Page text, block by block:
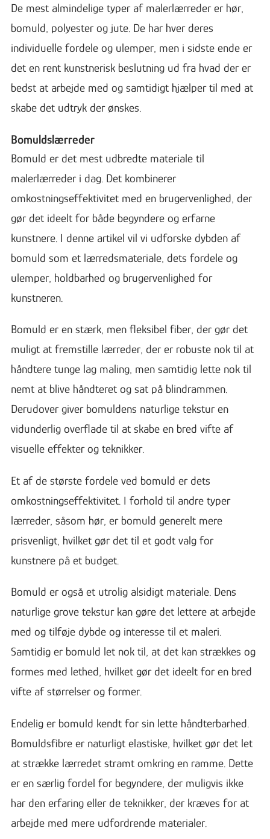
De mest almindelige typer af malerlærreder er hør,
bomuld, polyester og jute. De har hver deres
individuelle fordele og ulemper, men i sidste ende er
det en rent kunstnerisk beslutning ud fra hvad der er
bedst at arbejde med og samtidigt hjælper til med at
skabe det udtryk der ønskes.
Bomuldslærreder
Bomuld er det mest udbredte materiale til
malerlærreder i dag. Det kombinerer
omkostningseffektivitet med en brugervenlighed, der
gør det ideelt for både begyndere og erfarne
kunstnere. I denne artikel vil vi udforske dybden af
bomuld som et lærredsmateriale, dets fordele og
ulemper, holdbarhed og brugervenlighed for
kunstneren.
Bomuld er en stærk, men fleksibel fiber, der gør det
muligt at fremstille lærreder, der er robuste nok til at
håndtere tunge lag maling, men samtidig lette nok til
nemt at blive håndteret og sat på blindrammen.
Derudover giver bomuldens naturlige tekstur en
vidunderlig overflade til at skabe en bred vifte af
visuelle effekter og teknikker.
Et af de største fordele ved bomuld er dets
omkostningseffektivitet. I forhold til andre typer
lærreder, såsom hør, er bomuld generelt mere
prisvenligt, hvilket gør det til et godt valg for
kunstnere på et budget.
Bomuld er også et utrolig alsidigt materiale. Dens
naturlige grove tekstur kan gøre det lettere at arbejde
med og tilføje dybde og interesse til et maleri.
Samtidig er bomuld let nok til, at det kan strækkes og
formes med lethed, hvilket gør det ideelt for en bred
vifte af størrelser og former.
Endelig er bomuld kendt for sin lette håndterbarhed.
Bomuldsfibre er naturligt elastiske, hvilket gør det let
at strække lærredet stramt omkring en ramme. Dette
er en særlig fordel for begyndere, der muligvis ikke
har den erfaring eller de teknikker, der kræves for at
arbejde med mere udfordrende materialer.